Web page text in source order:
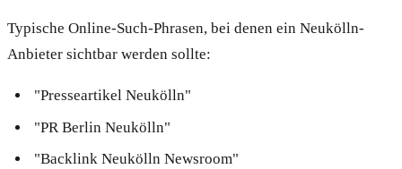
Typische Online-Such-Phrasen, bei denen ein Neukölln-
Anbieter sichtbar werden sollte:
"Presseartikel Neukölln"
"PR Berlin Neukölln"
"Backlink Neukölln Newsroom"